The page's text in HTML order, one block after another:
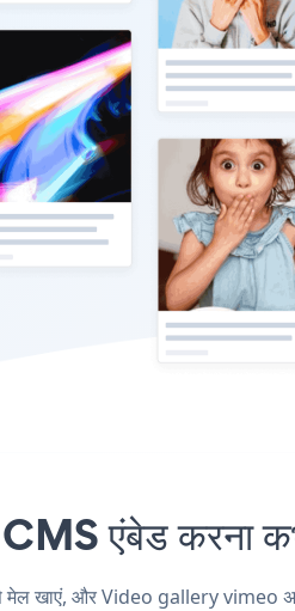
एंबेड करना
खाएं, और Video gallery vimeo